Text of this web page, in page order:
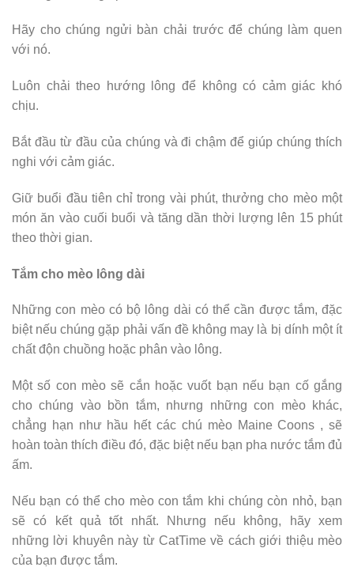
Hãy cho chúng ngửi bàn chải trước để chúng làm quen
với nó.
Luôn chải theo hướng lông để không có cảm giác khó
chịu.
Bắt đầu từ đầu của chúng và đi chậm để giúp chúng thích
nghi với cảm giác.
Giữ buổi đầu tiên chỉ trong vài phút, thưởng cho mèo một
món ăn vào cuối buổi và tăng dần thời lượng lên 15 phút
theo thời gian.
Tắm cho mèo lông dài
Những con mèo có bộ lông dài có thể cần được tắm, đặc
biệt nếu chúng gặp phải vấn đề không may là bị dính một ít
chất độn chuồng hoặc phân vào lông.
Một số con mèo sẽ cắn hoặc vuốt bạn nếu bạn cố gắng
cho chúng vào bồn tắm, nhưng những con mèo khác,
chẳng hạn như hầu hết các chú mèo Maine Coons , sẽ
hoàn toàn thích điều đó, đặc biệt nếu bạn pha nước tắm đủ
ấm.
Nếu bạn có thể cho mèo con tắm khi chúng còn nhỏ, bạn
sẽ có kết quả tốt nhất. Nhưng nếu không, hãy xem
những lời khuyên này từ CatTime về cách giới thiệu mèo
của bạn được tắm.